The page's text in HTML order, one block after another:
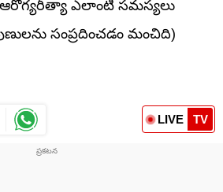
ఎలాంటి సమస్యలు
సంప్రదించడం మంచిది)
LIVE TV